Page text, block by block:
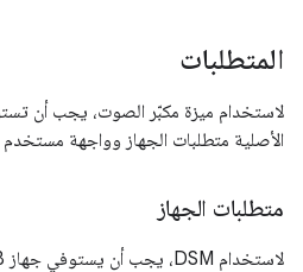
المتطلبات
لاستخدام ميزة مكبّر الصوت، يجب أن
الأصلية متطلبات الجهاز وواجهة مستخدم
متطلبات الجهاز